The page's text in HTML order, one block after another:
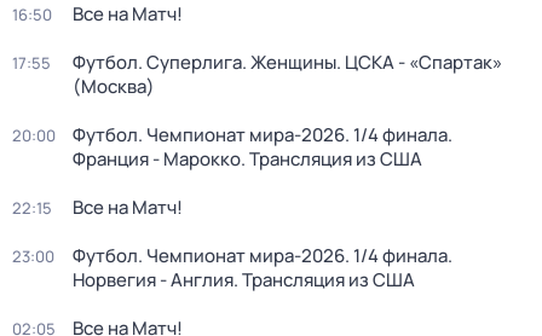
16:50 Все на Матч!
17:55
Футбол. Суперлига. Женщины. ЦСКА - «Спартак»
(Москва)
20:00
Футбол. Чемпионат мира-2026. 1/4 финала.
Франция - Марокко. Трансляция из США
22:15 Все на Матч!
23:00
Футбол. Чемпионат мира-2026. 1/4 финала.
Норвегия - Англия. Трансляция из США
02:05 Все на Матч!